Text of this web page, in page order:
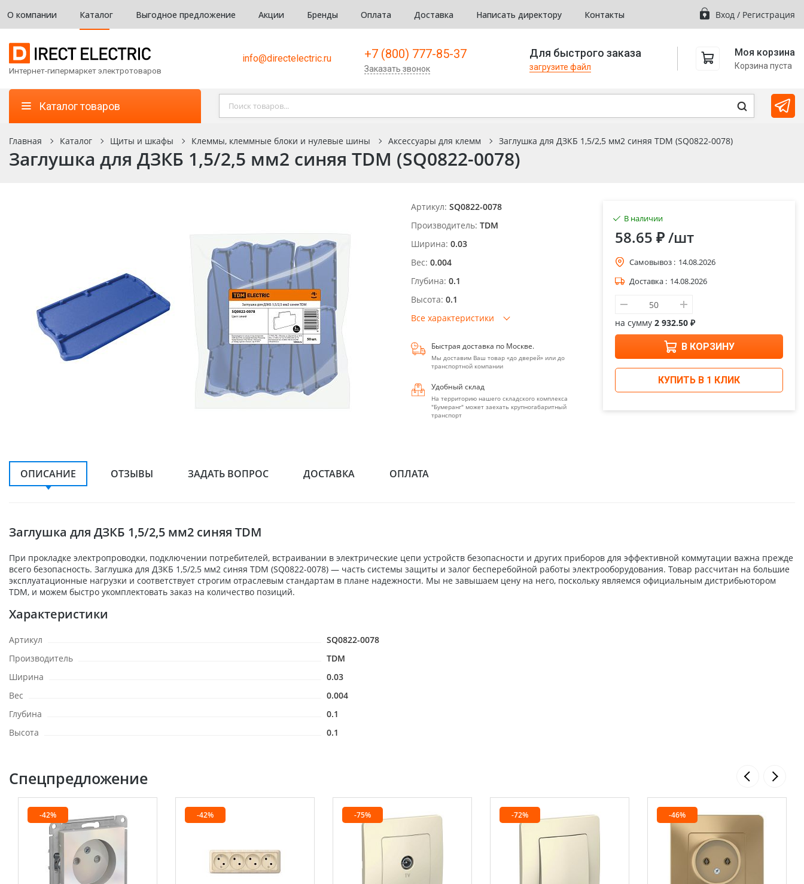
О компании Каталог Выгодное предложение Акции Бренды Оплата Доставка Написать директору Контакты Вход / Регистрация
Интернет-гипермаркет электротоваров
info@directelectric.ru +7 (800) 777-85-37
Заказать звонок
Для быстрого заказа
загрузите файл
Моя корзина
Корзина пуста
Каталог товаров
Главная Каталог Щиты и шкафы Клеммы, клеммные блоки и нулевые шины Аксессуары для клемм Заглушка для ДЗКБ 1,5/2,5 мм2 синяя TDM (SQ0822-0078)
Заглушка для ДЗКБ 1,5/2,5 мм2 синяя TDM (SQ0822-0078)
Артикул: SQ0822-0078
Производитель: TDM
Ширина: 0.03
Вес: 0.004
Глубина: 0.1
Высота: 0.1
Все характеристики
Быстрая доставка по Москве.
Мы доставим Ваш товар «до дверей» или до
транспортной компании
Удобный склад
На территорию нашего складского комплекса
"Бумеранг" может заехать крупногабаритный
транспорт
В наличии
58.65 ₽/шт
Самовывоз : 14.08.2026
Доставка : 14.08.2026
на сумму 2 932.50 ₽
В КОРЗИНУ
КУПИТЬ В 1 КЛИК
ОПИСАНИЕ ОТЗЫВЫ ЗАДАТЬ ВОПРОС ДОСТАВКА ОПЛАТА
Заглушка для ДЗКБ 1,5/2,5 мм2 синяя TDM
При прокладке электропроводки, подключении потребителей, встраивании в электрические цепи устройств безопасности и других приборов для эффективной коммутации важна прежде
всего безопасность. Заглушка для ДЗКБ 1,5/2,5 мм2 синяя TDM (SQ0822-0078) — часть системы защиты и залог бесперебойной работы электрооборудования. Товар рассчитан на большие
эксплуатационные нагрузки и соответствует строгим отраслевым стандартам в плане надежности. Мы не завышаем цену на него, поскольку являемся официальным дистрибьютором
TDM, и можем быстро укомплектовать заказ на количество позиций.
Характеристики
Артикул
SQ0822-0078
Производитель
TDM
Ширина
0.03
Вес
0.004
Глубина
0.1
Высота
0.1
Спецпредложение
-42% -42% -75% -72% -46%